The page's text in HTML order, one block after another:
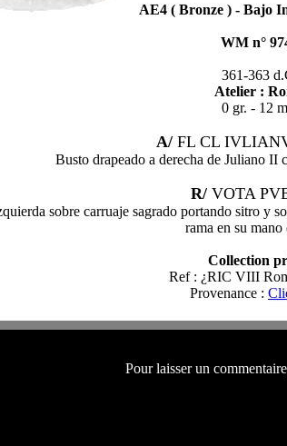
AE4 ( Bronze ) - Bajo
WM n°
361-363
Atelier :
0 gr. - 12
A/ FL CL
Busto drapeado a derecha de Juliano II
R/ VOTA
sobre carruaje sagrado portando sitro y
rama en su mano
Collection
Ref : ¿RIC VIII
Provenance :
Pour laisser un